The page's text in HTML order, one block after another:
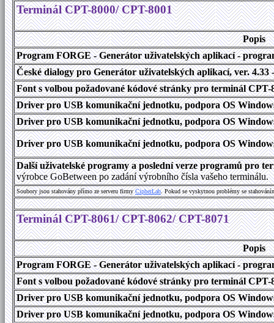
Terminál CPT-8000/ CPT-8001
Popis
Program FORGE - Generátor uživatelských aplikací -
České dialogy pro Generátor uživatelských aplikací, ver. 4.33
Font s volbou požadované kódové stránky pro terminál
Driver pro USB komunikační jednotku, podpora OS
Driver pro USB komunikační jednotku, podpora OS
Driver pro USB komunikační jednotku, podpora OS
Další uživatelské programy a poslední verze programů pro
výrobce GoBetween po zadání výrobního čísla vašeho terminálu.
Soubory jsou stahovány přímo ze serveru firmyCipherLab. Pokud se vyskytnou problémy se
Terminál CPT-8061/ CPT-8062/ CPT-8071
Popis
Program FORGE - Generátor uživatelských aplikací -
Font s volbou požadované kódové stránky pro terminál
Driver pro USB komunikační jednotku, podpora OS
Driver pro USB komunikační jednotku, podpora OS